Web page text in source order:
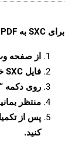
برای SXC به PDF
از صفحه
فایل SXC خود را از دستگاه خود آپلود کنید.
روی دکمه
منتظر
کنید.